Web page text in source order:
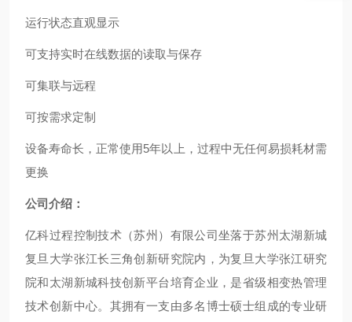
运行状态直观显示
可支持实时在线数据的读取与保存
可集联与远程
可按需求定制
设备寿命长，正常使用5年以上，过程中无任何易损耗材需
更换
公司介绍：
亿科过程控制技术（苏州）有限公司坐落于苏州太湖新城
复旦大学张江长三角创新研究院内，为复旦大学张江研究
院和太湖新城科技创新平台培育企业，是省级相变热管理
技术创新中心。其拥有一支由多名博士硕士组成的专业研